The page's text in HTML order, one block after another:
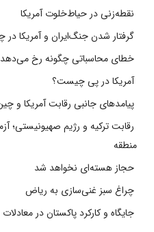
نقطه‌زنی در حیاط‌خلوت آمریکا
گرفتار شدن جنگ‌ایران و
خطای محاسباتی چگونه رخ
آمریکا در پی چیست؟
پیامدهای جانبی رقابت آمریکا و
رقابت ترکیه و رژیم صهیونیستی؛
منطقه
حجاز هسته‌ای نخواهد شد
چراغ سبز غنی‌سازی به ریاض
جایگاه و کارکرد پاکستان در